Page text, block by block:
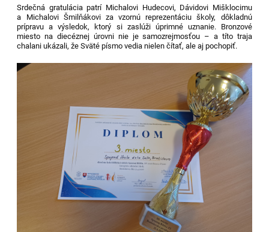
Srdečná gratulácia patrí Michalovi Hudecovi, Dávidovi Mišklocimu
a Michalovi Šmilňákovi za vzornú reprezentáciu školy, dôkladnú
prípravu a výsledok, ktorý si zaslúži úprimné uznanie. Bronzové
miesto na diecéznej úrovni nie je samozrejmosťou – a títo traja
chalani ukázali, že Sväté písmo vedia nielen čítať, ale aj pochopiť.